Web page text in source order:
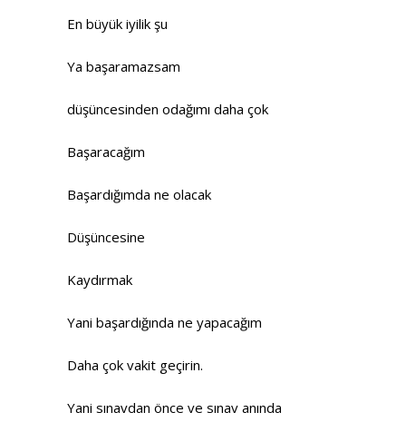
En büyük iyilik şu
Ya başaramazsam
düşüncesinden odağımı daha çok
Başaracağım
Başardığımda ne olacak
Düşüncesine
Kaydırmak
Yani başardığında ne yapacağım
Daha çok vakit geçirin.
Yani sınavdan önce ve sınav anında